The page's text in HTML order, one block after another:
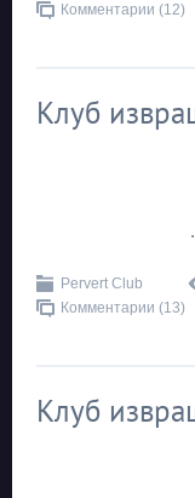
Комментарии (12)
Клуб
Pervert Club
Комментарии (13)
Клуб